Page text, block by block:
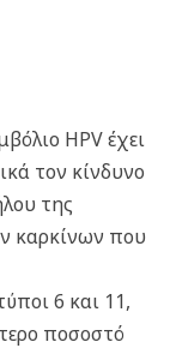
HPV έχει
τον κίνδυνο
της
καρκίνων που
6 και 11,
ποσοστό